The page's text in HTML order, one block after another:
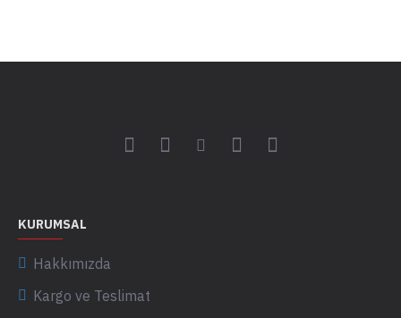
KURUMSAL
Hakkımızda
Kargo ve Teslimat